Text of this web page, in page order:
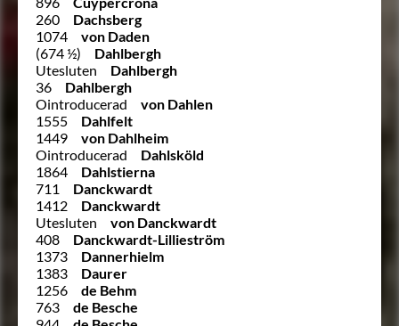
260
Dachsberg
1074
von Daden
(674 ½)
Dahlbergh
Utesluten
Dahlbergh
36
Dahlbergh
Ointroducerad
von Dahlen
1555
Dahlfelt
1449
von Dahlheim
Ointroducerad
Dahlsköld
1864
Dahlstierna
711
Danckwardt
1412
Danckwardt
Utesluten
von Danckwardt
408
Danckwardt-Lillieström
1373
Dannerhielm
1383
Daurer
1256
de Behm
763
de Besche